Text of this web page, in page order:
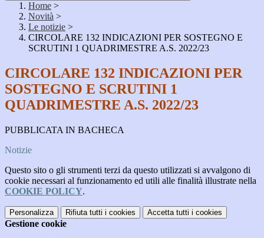
Home >
Novità >
Le notizie >
CIRCOLARE 132 INDICAZIONI PER SOSTEGNO E
SCRUTINI 1 QUADRIMESTRE A.S. 2022/23
CIRCOLARE 132 INDICAZIONI PER
SOSTEGNO E SCRUTINI 1
QUADRIMESTRE A.S. 2022/23
PUBBLICATA IN BACHECA
Notizie
Questo sito o gli strumenti terzi da questo utilizzati si avvalgono di
cookie necessari al funzionamento ed utili alle finalità illustrate nella
COOKIE POLICY.
Personalizza Rifiuta tutti i cookies Accetta tutti i cookies
Gestione cookie